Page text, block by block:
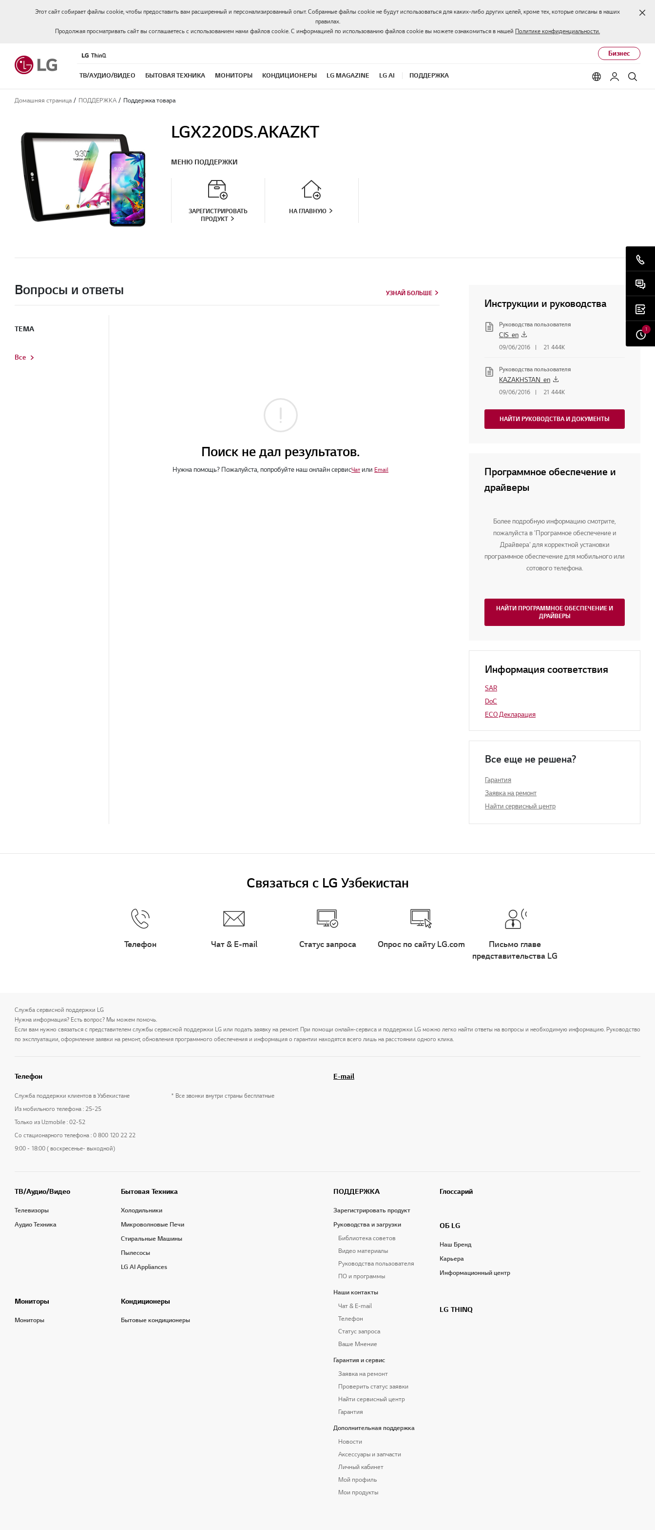
Этот сайт собирает файлы cookie, чтобы предоставить вам расширенный и персонализированный опыт. Собранные файлы cookie не будут использоваться для каких-либо других целей, кроме тех, которые описаны в наших
правилах.
Продолжая просматривать сайт вы соглашаетесь с использованием нами файлов cookie. С информацией по использованию файлов cookie вы можете ознакомиться в нашей Политике конфиденциальности.
Бизнес
ТВ/АУДИО/ВИДЕО БЫТОВАЯ ТЕХНИКА МОНИТОРЫ КОНДИЦИОНЕРЫ LG MAGAZINE LG AI ПОДДЕРЖКА Language options
Мой LG
Домашняя страница ПОДДЕРЖКА Поддержка товара
LGX220DS.AKAZKT
МЕНЮ ПОДДЕРЖКИ
ЗАРЕГИСТРИРОВАТЬ
ПРОДУКТ
НА ГЛАВНУЮ
Вопросы и ответы УЗНАЙ БОЛЬШЕ
ТЕМА
Все
Поиск не дал результатов.
Нужна помощь? Пожалуйста, попробуйте наш онлайн сервисЧат или Email
Инструкции и руководства
Руководства пользователя
CIS_en
09/06/2016 21 444K
Руководства пользователя
KAZAKHSTAN_en
09/06/2016 21 444K
НАЙТИ РУКОВОДСТВА И ДОКУМЕНТЫ
Программное обеспечение и
драйверы
Более подробную информацию смотрите,
пожалуйста в 'Програмное обеспечение и
Драйвера' для корректной установки
программное обеспечение для мобильного или
сотового телефона.
НАЙТИ ПРОГРАММНОЕ ОБЕСПЕЧЕНИЕ И
ДРАЙВЕРЫ
Информация соответствия
SAR
DoC
ECO Декларация
Все еще не решена?
Гарантия
Заявка на ремонт
Найти сервисный центр
Связаться с LG Узбекистан
Телефон Чат & E-mail Статус запроса Опрос по сайту LG.com
Письмо главе
представительства LG
1
Служба сервисной поддержки LG
Нужна информация? Есть вопрос? Мы можем помочь.
Если вам нужно связаться с представителем службы сервисной поддержки LG или подать заявку на ремонт. При помощи онлайн-сервиса и поддержки LG можно легко найти ответы на вопросы и необходимую информацию. Руководство
по эксплуатации, оформление заявки на ремонт, обновления программного обеспечения и информация о гарантии находятся всего лишь на расстоянии одного клика.
Телефон
Служба поддержки клиентов в Узбекистане
Из мобильного телефона : 25-25
Только из Uzmobile : 02-52
Со стационарного телефона : 0 800 120 22 22
9:00 - 18:00 ( воскресенье- выходной)
* Все звонки внутри страны бесплатные
E-mail
ТВ/Аудио/Видео
Телевизоры
Аудио Техника
Бытовая Техника
Холодильники
Микроволновые Печи
Стиральные Машины
Пылесосы
LG AI Appliances
Мониторы
Мониторы
Кондиционеры
Бытовые кондиционеры
ПОДДЕРЖКА
Зарегистрировать продукт
Руководства и загрузки
Библиотека советов
Видео материалы
Руководства пользователя
ПО и программы
Наши контакты
Чат & E-mail
Телефон
Статус запроса
Ваше Мнение
Гарантия и сервис
Заявка на ремонт
Проверить статус заявки
Найти сервисный центр
Гарантия
Дополнительная поддержка
Новости
Аксессуары и запчасти
Личный кабинет
Мой профиль
Мои продукты
Глоссарий
ОБ LG
Наш Бренд
Карьера
Информационный центр
LG THINQ